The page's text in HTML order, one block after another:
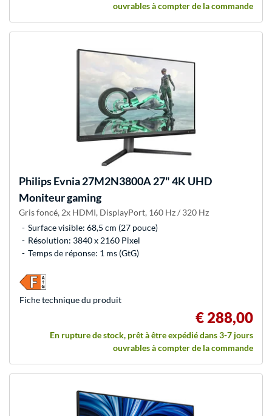
ouvrables à compter de la commande
PhilipsEvnia 27M2N3800A 27" 4K UHD
Moniteur gaming
Gris foncé, 2x HDMI, DisplayPort, 160 Hz / 320 Hz
Surface visible: 68,5 cm (27 pouce)
Résolution: 3840 x 2160 Pixel
Temps de réponse: 1 ms (GtG)
€ 288,00
En rupture de stock, prêt à être expédié dans 3-7 jours
ouvrables à compter de la commande
Fiche technique du produit